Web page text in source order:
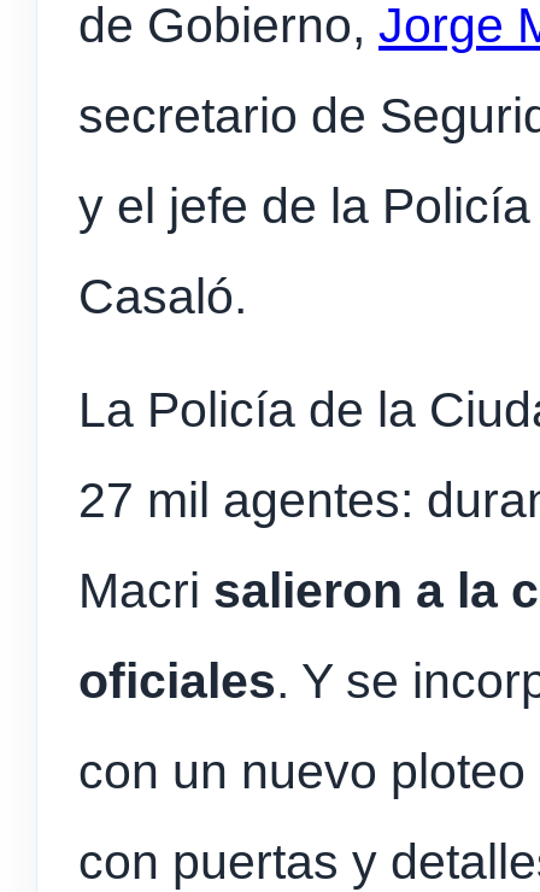
de Gobierno, Jorge
secretario de
y el jefe de la
Casaló.
La Policía de la
27 mil agentes:
Macri salieron a la
oficiales. Y se
con un nuevo
con puertas y